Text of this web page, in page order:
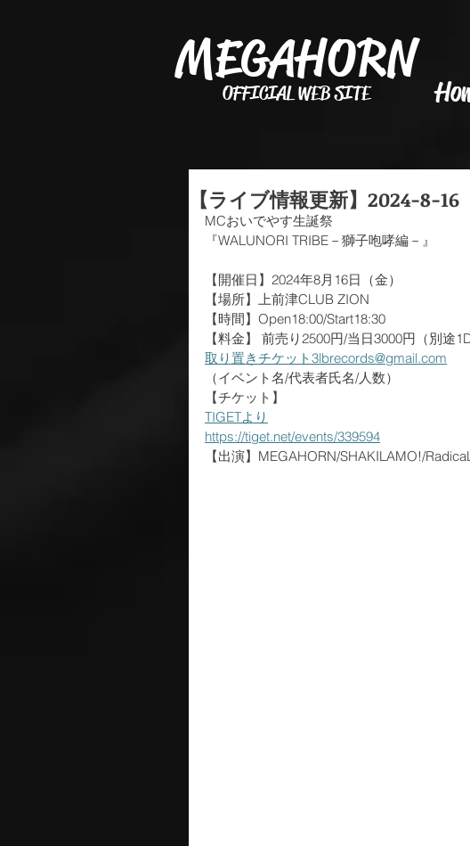
MEGAHORN
OFFICIAL WEB SITE
【ライブ情報更新】2024-8-16
MCおいでやす生誕祭
『WALUNORI TRIBE－獅子咆哮編－』
【開催日】2024年8月16日（金）
【場所】上前津CLUB ZION
【時間】Open18:00/Start18:30
【料金】 前売り2500円/当日3000円（別途
取り置きチケット3lbrecords@gmail.com
（イベント名/代表者氏名/人数）
【チケット】
TIGETより
https://tiget.net/events/339594
【出演】MEGAHORN/SHAKILAMO!/